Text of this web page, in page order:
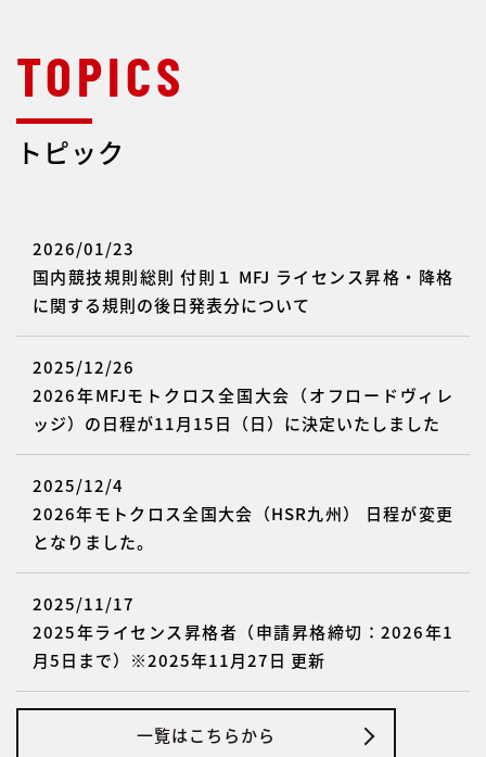
トピック
2026/01/23
国内競技規則総則 付則１ MFJ ライセンス昇格・降格
に関する規則の後日発表分について
2025/12/26
2026年MFJモトクロス全国大会（オフロードヴィレ
ッジ）の日程が11月15日（日）に決定いたしました
2025/12/4
2026年モトクロス全国大会（HSR九州） 日程が変更
となりました。
2025/11/17
2025年ライセンス昇格者（申請昇格締切：2026年1
月5日まで）※2025年11月27日 更新
一覧はこちらから